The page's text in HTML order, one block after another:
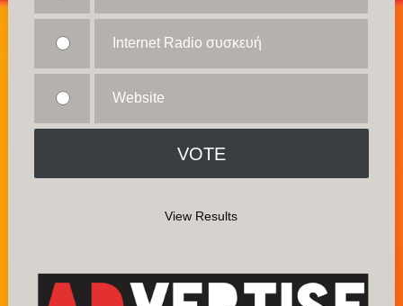
Internet Radio συσκευή
Website
View Results